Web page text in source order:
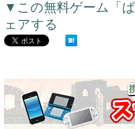
▼この無料ゲーム「
ェアする